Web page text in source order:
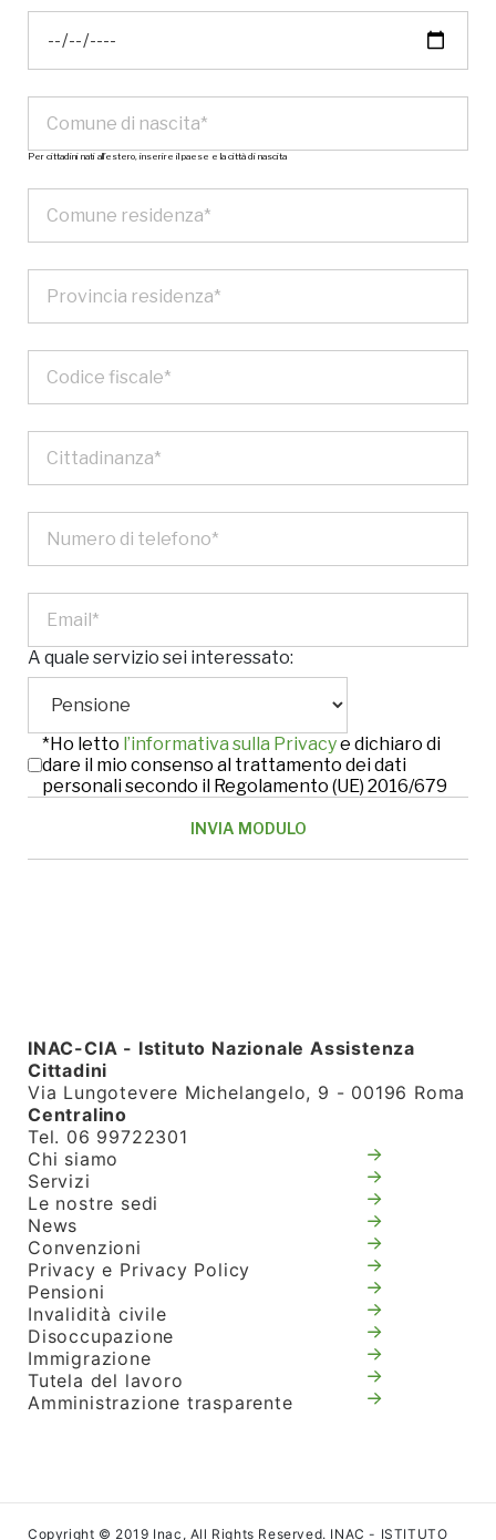
Per cittadini nati all’estero, inserire il paese e la città di nascita
A quale servizio sei interessato:
*Ho letto l’informativa sulla Privacye dichiaro di
dare il mio consenso al trattamento dei dati
personali secondo il Regolamento (UE) 2016/679
INAC-CIA - Istituto Nazionale Assistenza
Cittadini
Via Lungotevere Michelangelo, 9 - 00196 Roma
Centralino
Tel. 06 99722301
Chi siamo
Servizi
Le nostre sedi
News
Convenzioni
Privacy e Privacy Policy
Pensioni
Invalidità civile
Disoccupazione
Immigrazione
Tutela del lavoro
Amministrazione trasparente
Copyright © 2019 Inac, All Rights Reserved. INAC - ISTITUTO